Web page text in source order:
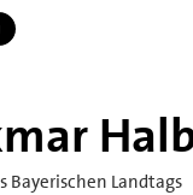
Bayerischen Landtags